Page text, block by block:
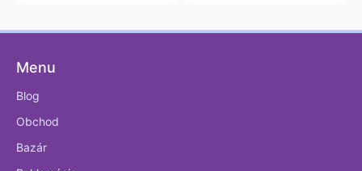
Menu
Blog
Obchod
Bazár